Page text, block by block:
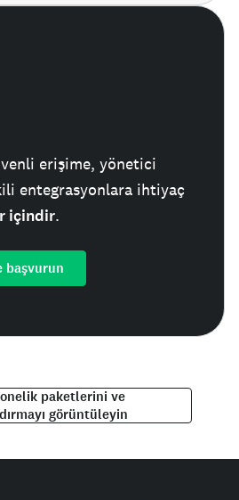
erişime, yönetici
entegrasyonlara ihtiyaç
içindir.
başvurun
paketlerini ve
görüntüleyin